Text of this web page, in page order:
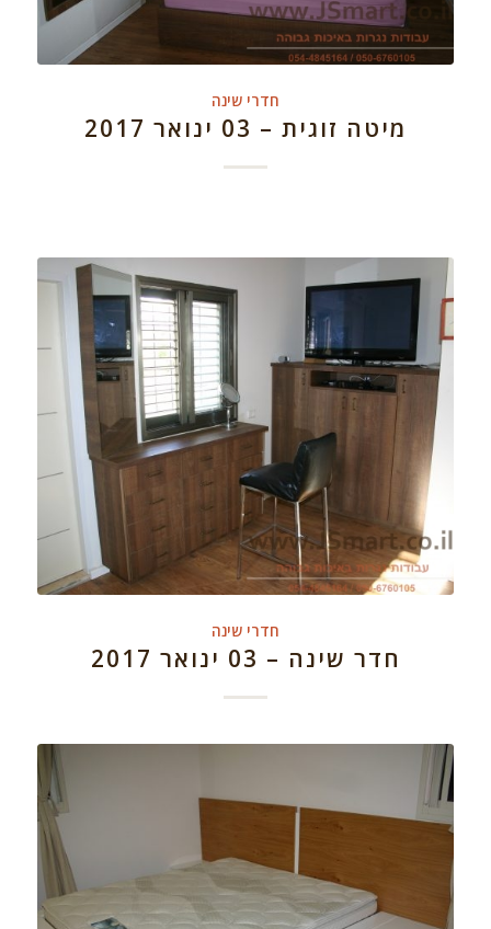
חדרי שינה
מיטה זוגית – 03 ינואר 2017
חדרי שינה
חדר שינה – 03 ינואר 2017